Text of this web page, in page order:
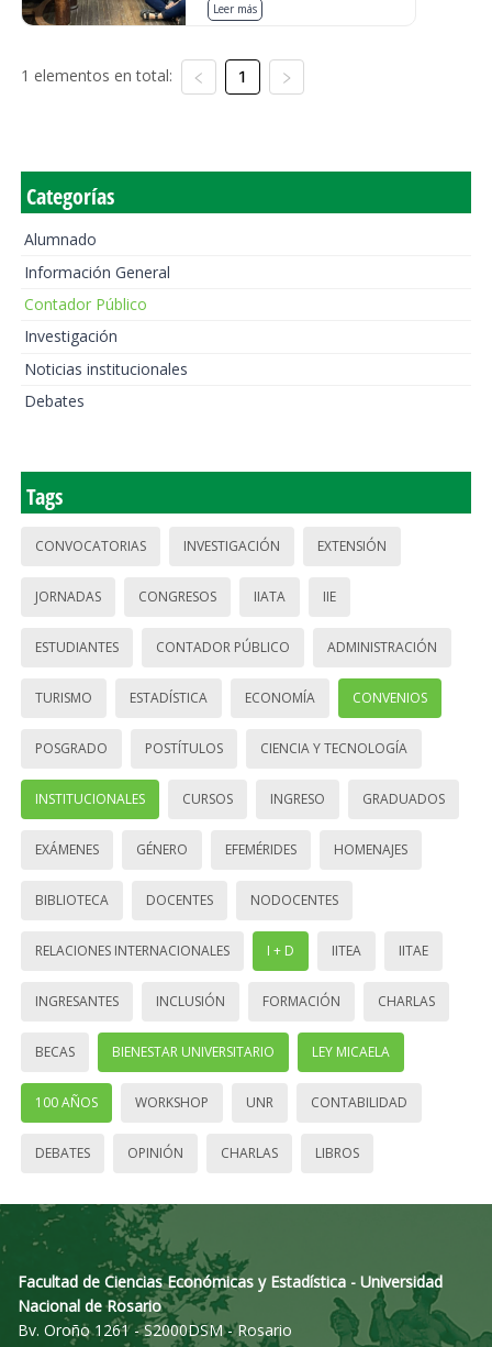
Leer más
1 elementos en total: 1
Categorías
Alumnado
Información General
Contador Público
Investigación
Noticias institucionales
Debates
Tags
CONVOCATORIAS INVESTIGACIÓN EXTENSIÓN
JORNADAS CONGRESOS IIATA IIE
ESTUDIANTES CONTADOR PÚBLICO ADMINISTRACIÓN
TURISMO ESTADÍSTICA ECONOMÍA CONVENIOS
POSGRADO POSTÍTULOS CIENCIA Y TECNOLOGÍA
INSTITUCIONALES CURSOS INGRESO GRADUADOS
EXÁMENES GÉNERO EFEMÉRIDES HOMENAJES
BIBLIOTECA DOCENTES NODOCENTES
RELACIONES INTERNACIONALES I + D IITEA IITAE
INGRESANTES INCLUSIÓN FORMACIÓN CHARLAS
BECAS BIENESTAR UNIVERSITARIO LEY MICAELA
100 AÑOS WORKSHOP UNR CONTABILIDAD
DEBATES OPINIÓN CHARLAS LIBROS
Facultad de Ciencias Económicas y Estadística - Universidad
Nacional de Rosario
Bv. Oroño 1261 - S2000DSM - Rosario